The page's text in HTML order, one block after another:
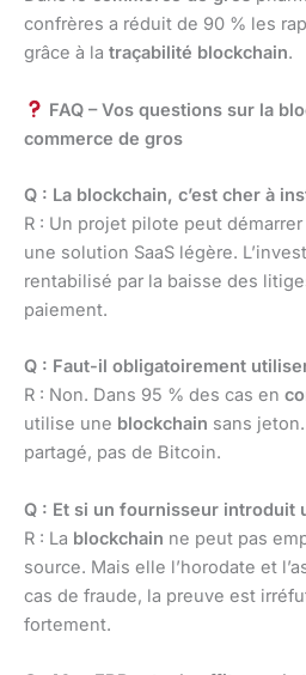
confrères a réduit de 90 % les
grâce à la traçabilité blockchain.
FAQ – Vos questions sur la
commerce de gros
Q : La blockchain, c’est cher à
R : Un projet pilote peut
une solution SaaS légère.
rentabilisé par la baisse des
paiement.
Q : Faut-il obligatoirement
R : Non. Dans 95 % des cas en
utilise une blockchain sans
partagé, pas de Bitcoin.
Q : Et si un fournisseur introduit
R : La blockchain ne peut pas
source. Mais elle l’horodate et
cas de fraude, la preuve est
fortement.